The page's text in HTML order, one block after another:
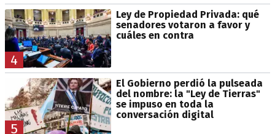
4
Ley de Propiedad Privada: qué
senadores votaron a favor y
cuáles en contra
5
El Gobierno perdió la pulseada
del nombre: la "Ley de Tierras"
se impuso en toda la
conversación digital